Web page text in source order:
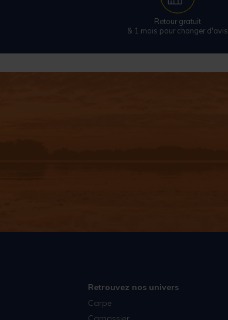
Retour gratuit
& 1 mois pour changer d'avis
Retrouvez nos univers
Carpe